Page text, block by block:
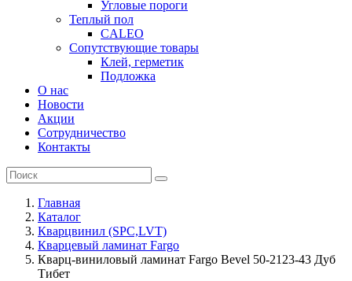
Угловые пороги
Теплый пол
CALEO
Сопутствующие товары
Клей, герметик
Подложка
О нас
Новости
Акции
Сотрудничество
Контакты
Главная
Каталог
Кварцвинил (SPC,LVT)
Кварцевый ламинат Fargo
Кварц-виниловый ламинат Fargo Bevel 50-2123-43 Дуб
Тибет